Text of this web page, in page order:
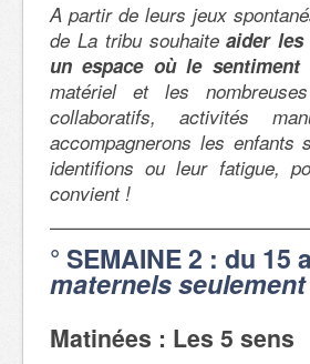
A partir de leurs jeux
de La tribu souhaiteaider
un espace où le
matériel et les
collaboratifs, activités
accompagnerons les enfants
identifions ou leur fatigue,
convient !
° SEMAINE 2 : du
maternels seulement
Matinées : Les 5 sens